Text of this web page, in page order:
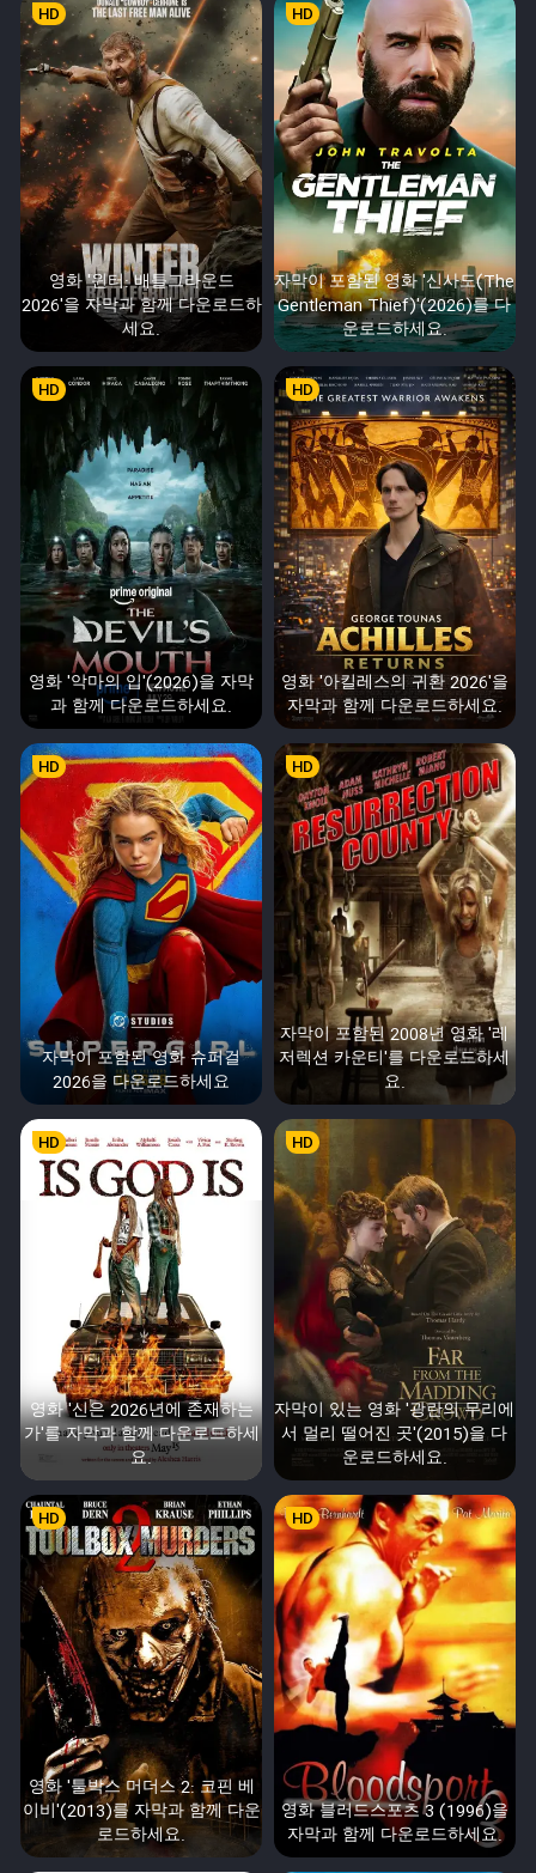
영화 '윈터: 배틀그라운드
2026'을 자막과 함께 다운로드하
세요.
HD
자막이 포함된 영화 '신사도(The
Gentleman Thief)'(2026)를 다
운로드하세요.
HD
영화 '악마의 입'(2026)을 자막
과 함께 다운로드하세요.
HD
영화 '아킬레스의 귀환 2026'을
자막과 함께 다운로드하세요.
HD
자막이 포함된 영화 슈퍼걸
2026을 다운로드하세요
HD
자막이 포함된 2008년 영화 '레
저렉션 카운티'를 다운로드하세
요.
HD
영화 '신은 2026년에 존재하는
가'를 자막과 함께 다운로드하세
요.
HD
자막이 있는 영화 '광란의 무리에
서 멀리 떨어진 곳'(2015)을 다
운로드하세요.
HD
영화 '툴박스 머더스 2: 코핀 베
이비'(2013)를 자막과 함께 다운
로드하세요.
HD
영화 블러드스포츠 3 (1996)을
자막과 함께 다운로드하세요.
HD